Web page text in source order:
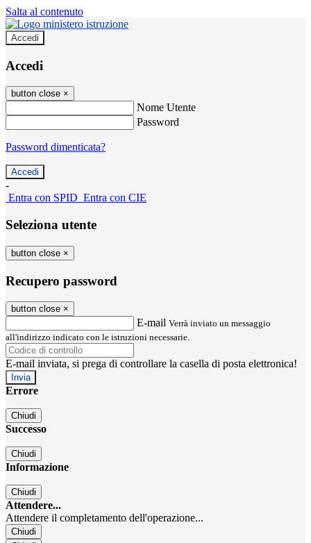
Salta al contenuto
Accedi
Accedi
button close ×
Nome Utente
Password
Password dimenticata?
-
Entra con SPID Entra con CIE
Seleziona utente
button close ×
Recupero password
button close ×
E-mail Verrà inviato un messaggio
all'indirizzo indicato con le istruzioni necessarie.
E-mail inviata, si prega di controllare la casella di posta elettronica!
Errore
Chiudi
Successo
Chiudi
Informazione
Chiudi
Attendere...
Attendere il completamento dell'operazione...
Chiudi